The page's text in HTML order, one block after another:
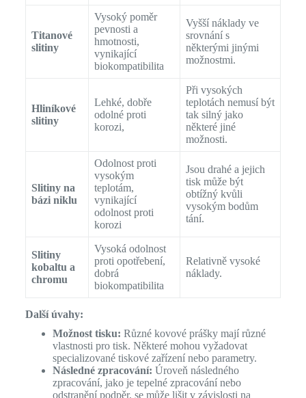
Titanové
slitiny
Vysoký poměr
pevnosti a
hmotnosti,
vynikající
biokompatibilita
Vyšší náklady ve
srovnání s
některými jinými
možnostmi.
Hliníkové
slitiny
Lehké, dobře
odolné proti
korozi,
Při vysokých
teplotách nemusí být
tak silný jako
některé jiné
možnosti.
Slitiny na
bázi niklu
Odolnost proti
vysokým
teplotám,
vynikající
odolnost proti
korozi
Jsou drahé a jejich
tisk může být
obtížný kvůli
vysokým bodům
tání.
Slitiny
kobaltu a
chromu
Vysoká odolnost
proti opotřebení,
dobrá
biokompatibilita
Relativně vysoké
náklady.
Další úvahy:
Možnost tisku: Různé kovové prášky mají různé
vlastnosti pro tisk. Některé mohou vyžadovat
specializované tiskové zařízení nebo parametry.
Následné zpracování: Úroveň následného
zpracování, jako je tepelné zpracování nebo
odstranění podpěr, se může lišit v závislosti na